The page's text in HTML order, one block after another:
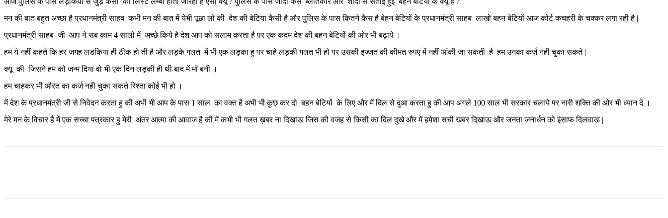
मन की बात बहुत अच्छा है प्रधानमंत्री साहब कभी मन की बात में येभी पूछा लो की देश की बेटिया कैसी है और पुलिस के पास कितने कैस है बेहन बेटियों के प्रधानमंत्री साहब लाखो बहन बेटियों आज कोर्ट कचहरी के चक्कर लगा रही है |
प्रधानमंत्री साहब जी आप ने सब काम 4 सालो में अच्छे किये है देश आप को सलाम करता है पर एक कदम देश की बहन बेटियों की ओर भी बढ़ाये ।
हम ये नहीं कहते कि हर जगह लडकिया ही ठीक हो ती है और लड़के गलत में भी एक लड़का हु पर चाहे लड़की गलत भी हो पर उसकी इज्जत की कीमत रुपए में नहीं आंकी जा सकती है हम उनका कर्ज़ नही चुका सकते |
क्यू की जिसने हम को जन्म दिया वो भी एक दिन लड़की ही थी बाद में माँ बनी ।
हम चाहकर भी औरत का कर्ज नही चुका सकते रिश्ता कोई भी हो ।
में देश के प्रधानमंत्री जी से निवेदन करता हु की अभी भी आप के पास 1 साल का वक्त है अभी भी कुछ कर दो बहन बेटियों के लिए और में दिल से दुआ करता हु की आप अगले 100 साल भी सरकार चलाये पर नारी शक्ति की ओर भी ध्यान दे ।
मेरे मन के विचार है में एक सच्चा पत्रकार हु मेरी अंतर आत्मा की आवाज है की में कभी भी गलत ख़बर ना दिखाऊ जिस की वजह से किसी का दिल दुखे और में हमेशा सची खबर दिखाऊ और जनता जनार्धन को इंसाफ दिलवाऊ |